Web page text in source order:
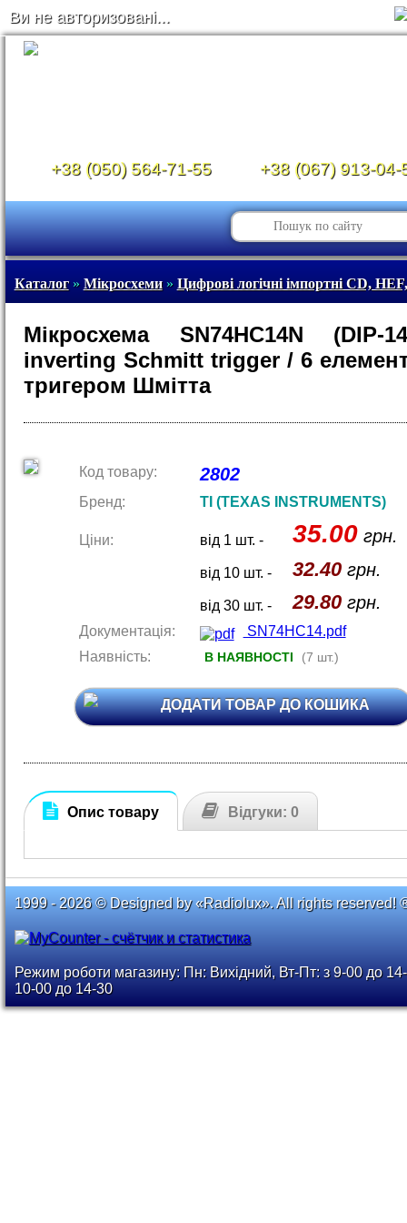
Ви не авторизовані...
+38 (050) 564-71-55 +38 (067) 913-04-
Каталог» Мікросхеми» Цифрові логічні імпортні CD,
Мікросхема SN74HC14N (DIP-
inverting Schmitt trigger / 6
тригером Шмітта
Код товару: 2802
Бренд: TI (TEXAS INSTRUMENTS)
Ціни: від 1 шт. - 35.00грн.
від 10 шт. - 32.40грн.
від 30 шт. - 29.80грн.
Документація:
SN74HC14.pdf
Наявність:
В НАЯВНОСТІ (7 шт.)
ДОДАТИ ТОВАР ДО КОШИКА
Опис товару Відгуки: 0
1999 - 2026 © Designed by «Radiolux». All rights reserved!
Режим роботи магазину: Пн: Вихідний, Вт-Пт: з 9-00 до
10-00 до 14-30